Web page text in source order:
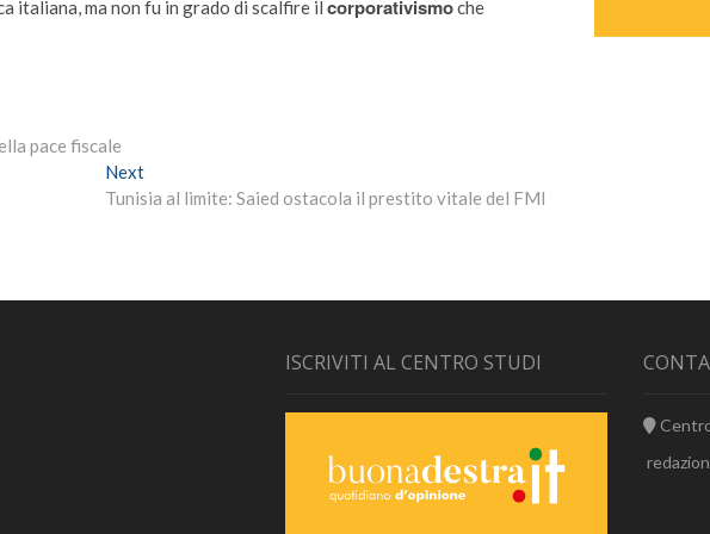
italiana, ma non fu in grado di scalfire il corporativismoche
pace fiscale
NextNext
post:
Tunisia al limite: Saied ostacola il prestito vitale del FMI
ISCRIVITI AL CENTRO STUDI